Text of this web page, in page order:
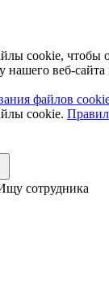
cookie, чтобы
нашего веб-сайта
файлов
cookie.
сотрудника